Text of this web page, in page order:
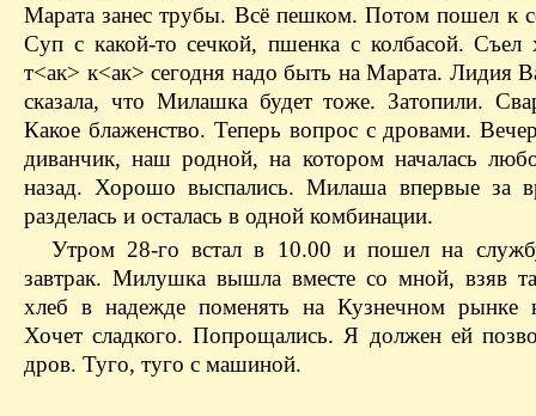
Марата занес трубы. Всё пешком. Потом пошел к
Суп с какой-то сечкой, пшенка с колбасой. Съел
т<ак> к<ак> сегодня надо быть на Марата. Лидия
сказала, что Милашка будет тоже. Затопили.
Какое блаженство. Теперь вопрос с дровами.
диванчик, наш родной, на котором началась
назад. Хорошо выспались. Милаша впервые за
разделась и осталась в одной комбинации.
Утром 28-го встал в 10.00 и пошел на
завтрак. Милушка вышла вместе со мной, взяв
хлеб в надежде поменять на Кузнечном рынке
Хочет сладкого. Попрощались. Я должен ей
дров. Туго, туго с машиной.